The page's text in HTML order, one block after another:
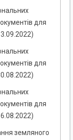
для
для
для
земляного